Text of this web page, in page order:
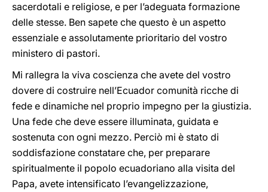
sacerdotali e religiose, e per l’adeguata formazione
delle stesse. Ben sapete che questo è un aspetto
essenziale e assolutamente prioritario del vostro
ministero di pastori.
Mi rallegra la viva coscienza che avete del vostro
dovere di costruire nell’Ecuador comunità ricche di
fede e dinamiche nel proprio impegno per la giustizia.
Una fede che deve essere illuminata, guidata e
sostenuta con ogni mezzo. Perciò mi è stato di
soddisfazione constatare che, per preparare
spiritualmente il popolo ecuadoriano alla visita del
Papa, avete intensificato l’evangelizzazione,